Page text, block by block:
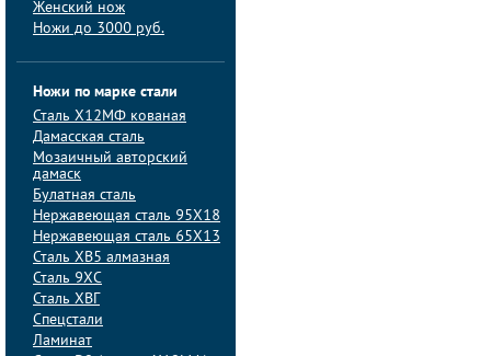
Женский нож
Ножи до 3000 руб.
Ножи по марке стали
Сталь Х12МФ кованая
Дамасская сталь
Мозаичный авторский
дамаск
Булатная сталь
Нержавеющая сталь 95Х18
Нержавеющая сталь 65Х13
Сталь ХВ5 алмазная
Сталь 9ХС
Сталь ХВГ
Спецстали
Ламинат